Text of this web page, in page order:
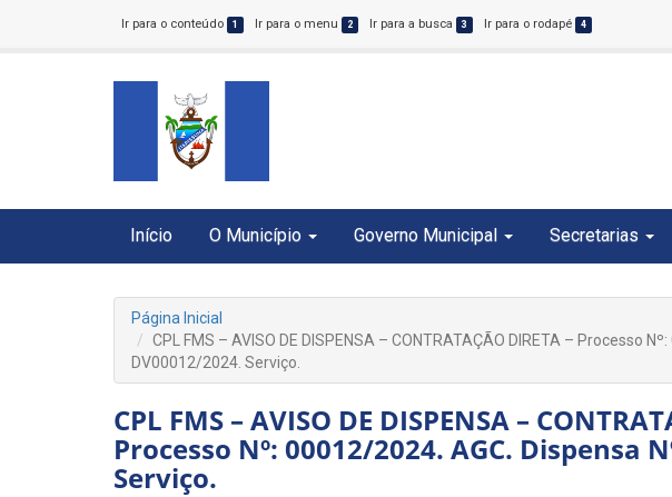
Ir para o conteúdo 1 Ir para o menu 2 Ir para a busca 3 Ir para o rodapé 4
Início O Município Governo Municipal Secretarias
Página Inicial
CPL FMS – AVISO DE DISPENSA – CONTRATAÇÃO DIRETA – Processo
DV00012/2024. Serviço.
CPL FMS – AVISO DE DISPENSA –
Processo Nº: 00012/2024. AGC. Dispensa
Serviço.